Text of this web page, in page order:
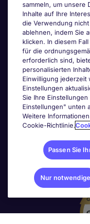
Awards &
sammeln, um unsere
Inhalte auf Ihre
die Verwendung
ablehnen, indem Sie
klicken. In diesem
für die
erforderlich sind,
personalisierten
Einwilligung
Einstellungen
Sie Ihre
Einstellungen" unten
Weitere
Cookie-Richtlinie.
Passen Sie
Nur notwendige